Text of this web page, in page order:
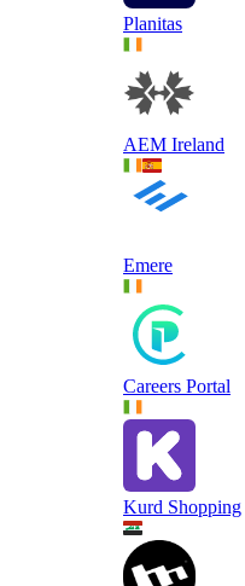
Planitas
AEM Ireland
Emere
Careers Portal
Kurd Shopping